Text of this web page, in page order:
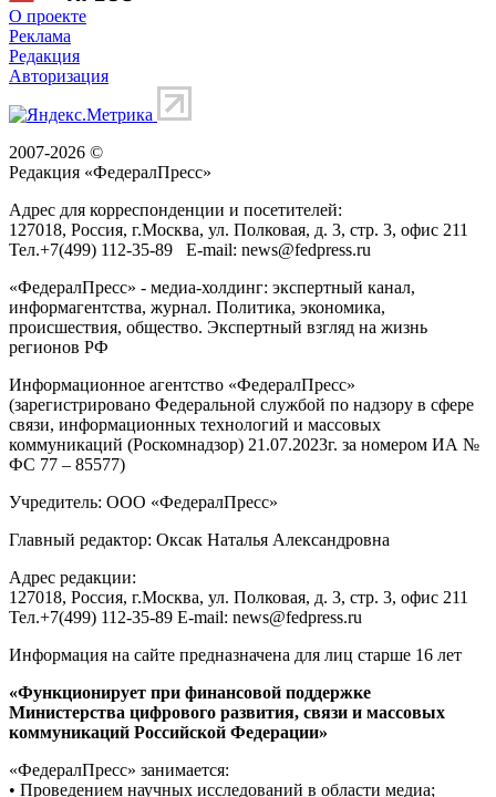
О проекте
Реклама
Редакция
Авторизация
2007-2026 ©
Редакция «ФедералПресс»
Адрес для корреспонденции и посетителей:
127018, Россия, г.Москва, ул. Полковая, д. 3, стр. 3, офис 211
Тел.+7(499) 112-35-89 E-mail: news@fedpress.ru
«ФедералПресс» - медиа-холдинг: экспертный канал,
информагентства, журнал. Политика, экономика,
происшествия, общество. Экспертный взгляд на жизнь
регионов РФ
Информационное агентство «ФедералПресс»
(зарегистрировано Федеральной службой по надзору в сфере
связи, информационных технологий и массовых
коммуникаций (Роскомнадзор) 21.07.2023г. за номером ИА №
ФС 77 – 85577)
Учредитель: ООО «ФедералПресс»
Главный редактор: Оксак Наталья Александровна
Адрес редакции:
127018, Россия, г.Москва, ул. Полковая, д. 3, стр. 3, офис 211
Тел.+7(499) 112-35-89 E-mail: news@fedpress.ru
Информация на сайте предназначена для лиц старше 16 лет
«Функционирует при финансовой поддержке
Министерства цифрового развития, связи и массовых
коммуникаций Российской Федерации»
«ФедералПресс» занимается:
• Проведением научных исследований в области медиа;